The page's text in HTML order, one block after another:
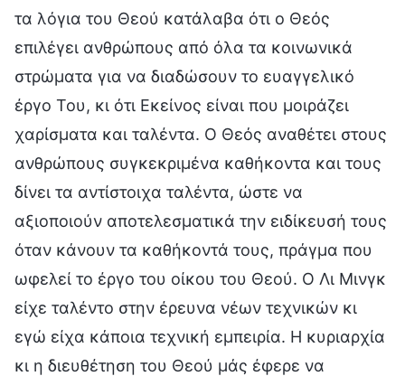
τα λόγια του Θεού κατάλαβα ότι ο Θεός
επιλέγει ανθρώπους από όλα τα κοινωνικά
στρώματα για να διαδώσουν το ευαγγελικό
έργο Του, κι ότι Εκείνος είναι που μοιράζει
χαρίσματα και ταλέντα. Ο Θεός αναθέτει στους
ανθρώπους συγκεκριμένα καθήκοντα και τους
δίνει τα αντίστοιχα ταλέντα, ώστε να
αξιοποιούν αποτελεσματικά την ειδίκευσή τους
όταν κάνουν τα καθήκοντά τους, πράγμα που
ωφελεί το έργο του οίκου του Θεού. Ο Λι Μινγκ
είχε ταλέντο στην έρευνα νέων τεχνικών κι
εγώ είχα κάποια τεχνική εμπειρία. Η κυριαρχία
κι η διευθέτηση του Θεού μάς έφερε να